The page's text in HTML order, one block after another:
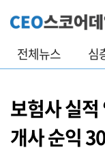
전체뉴스 심
보험사 실
개사 순익